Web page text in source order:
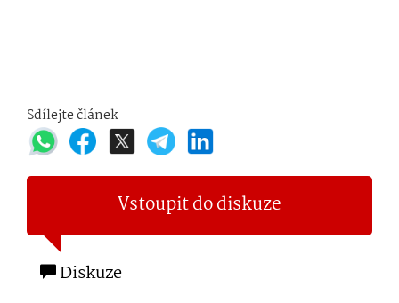
Sdílejte článek
Vstoupit do diskuze
Diskuze